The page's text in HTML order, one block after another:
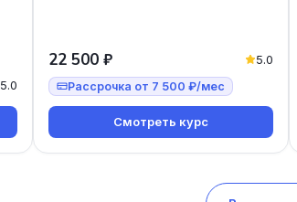
5.0
22 500 ₽ 5.0
Рассрочка от 7 500 ₽/мес
Смотреть курс